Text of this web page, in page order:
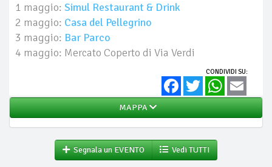
1 maggio: Simul Restaurant & Drink
2 maggio: Casa del Pellegrino
3 maggio: Bar Parco
4 maggio: Mercato Coperto di Via Verdi
CONDIVIDI SU:
FacebookTwitter WhatsApp
MAPPA
Segnala un EVENTO Vedi TUTTI